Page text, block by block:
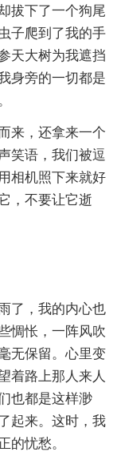
拔下了一个狗尾
子爬到了我的手
天大树为我遮挡
身旁的一切都是
来，还拿来一个
笑语，我们被逗
相机照下来就好
，不要让它逝
了，我的内心也
惆怅，一阵风吹
无保留。心里变
着路上那人来人
也都是这样渺
起来。这时，我
的忧愁。